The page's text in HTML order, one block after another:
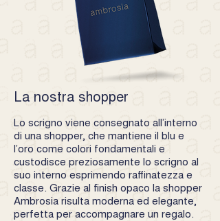
La nostra shopper
Lo scrigno viene consegnato all’interno
di una shopper, che mantiene il blu e
l’oro come colori fondamentali e
custodisce preziosamente lo scrigno al
suo interno esprimendo raffinatezza e
classe. Grazie al finish opaco la shopper
Ambrosia risulta moderna ed elegante,
perfetta per accompagnare un regalo.